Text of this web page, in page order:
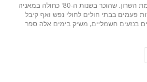
צביאל רופא, תושב רמת השרון, שהוכר בשנות ה-80' כחולה במאניה
פעמים בבתי חולים לחולי נפש ואף קיבל
בנזעים חשמליים, משיק בימים אלה ספר